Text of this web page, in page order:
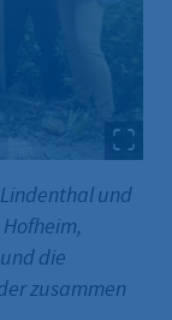
und
die
zusammen